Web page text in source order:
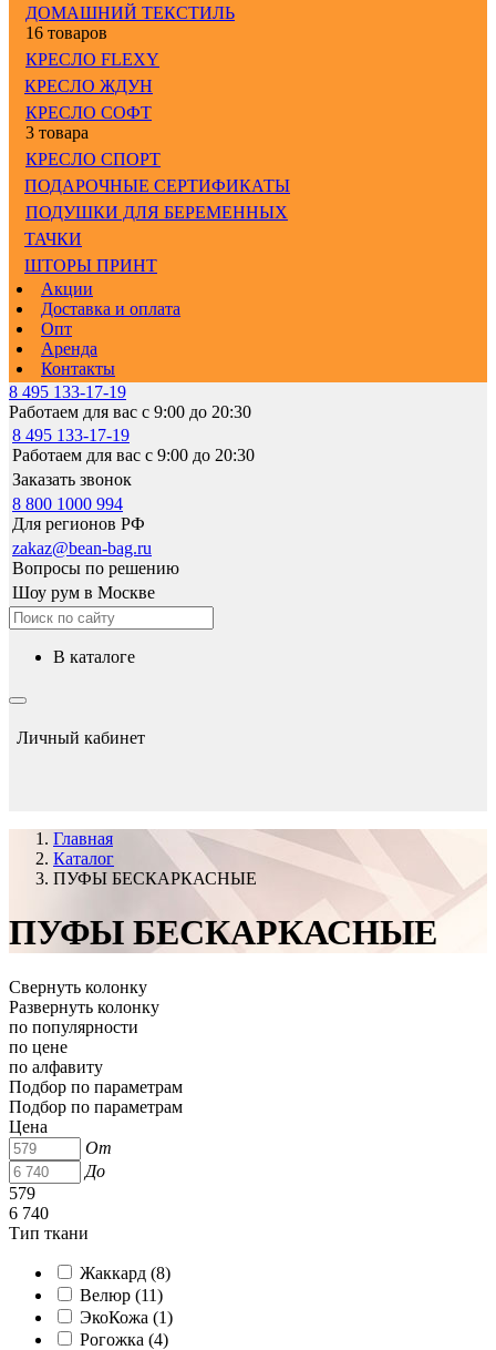
ДОМАШНИЙ ТЕКСТИЛЬ
16 товаров
КРЕСЛО FLEXY
КРЕСЛО ЖДУН
КРЕСЛО СОФТ
3 товара
КРЕСЛО СПОРТ
ПОДАРОЧНЫЕ СЕРТИФИКАТЫ
ПОДУШКИ ДЛЯ БЕРЕМЕННЫХ
ТАЧКИ
ШТОРЫ ПРИНТ
Акции
Доставка и оплата
Опт
Аренда
Контакты
8 495 133-17-19
Работаем для вас с 9:00 до 20:30
8 495 133-17-19
Работаем для вас с 9:00 до 20:30
Заказать звонок
8 800 1000 994
Для регионов РФ
zakaz@bean-bag.ru
Вопросы по решению
Шоу рум в Москве
в каталоге
Личный кабинет
Главная
Каталог
ПУФЫ БЕСКАРКАСНЫЕ
ПУФЫ БЕСКАРКАСНЫЕ
Свернуть колонку
Развернуть колонку
по популярности
по цене
по алфавиту
Подбор по параметрам
Подбор по параметрам
Цена
От
До
579
6 740
Тип ткани
Жаккард (8)
Велюр (11)
ЭкоКожа (1)
Рогожка (4)